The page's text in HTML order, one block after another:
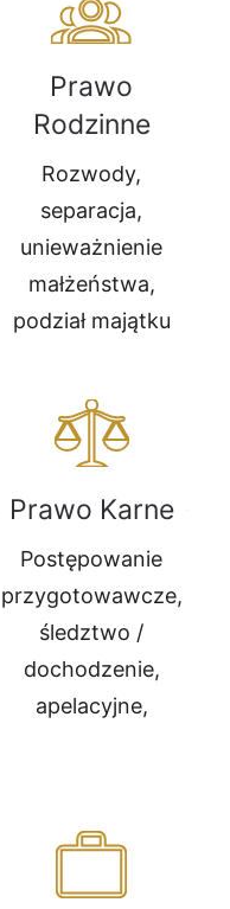
Prawo
Rodzinne
Rozwody,
separacja,
unieważnienie
małżeństwa,
podział majątku
Prawo Karne
Postępowanie
przygotowawcze,
śledztwo /
dochodzenie,
apelacyjne,